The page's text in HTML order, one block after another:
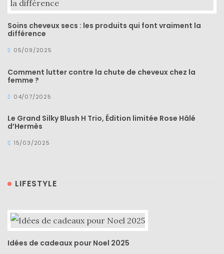
shopping
(43)
DU BLOG
Soins cheveux secs : les produits qui font vraiment la
différence
05/09/2025
Comment lutter contre la chute de cheveux chez la
femme ?
04/07/2025
Le Grand Silky Blush H Trio, Édition limitée Rose Hâlé
d’Hermès
15/03/2025
LIFESTYLE
Idées de cadeaux pour Noel 2025